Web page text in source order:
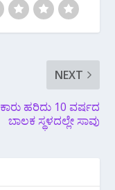
NEXT
ಕಾರು ಹರಿದು 10 ವರ್ಷದ
ಬಾಲಕ ಸ್ಥಳದಲ್ಲೇ ಸಾವು